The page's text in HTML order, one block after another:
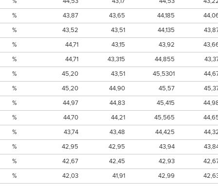
%
43,87 43,65 44,185
%
43,52 43,51 44,135
%
44,71 43,15 43,92
%
44,71 43,315 44,855
%
45,20 43,51 45,5301
%
45,20 44,90 45,57
%
44,97 44,83 45,415
%
44,70 44,21 45,565
%
43,74 43,48 44,425
%
42,95 42,95 43,94
%
42,67 42,45 42,93
%
42,03 41,91 42,99